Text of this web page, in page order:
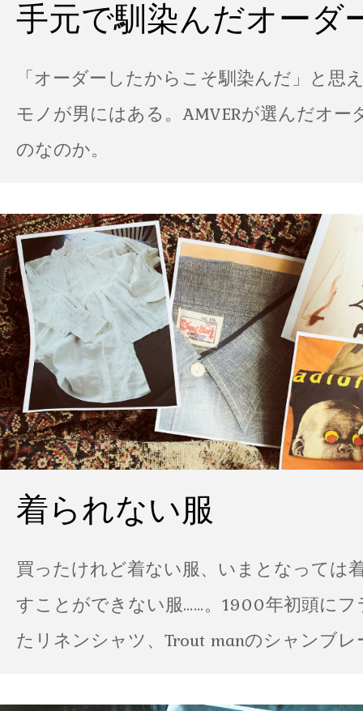
手元で馴染んだオーダ
「オーダーしたからこそ馴染んだ」と思
モノが男にはある。AMVERが選んだオー
のなのか。
着られない服
買ったけれど着ない服、いまとなっては
すことができない服……。1900年初頭に
たリネンシャツ、Trout manのシャンブ